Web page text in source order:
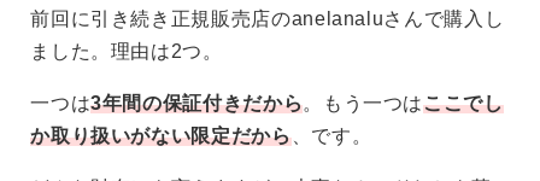
一つは 3年間の保証付きだから
どんな財布にも言えますが、大事なカードたちを落